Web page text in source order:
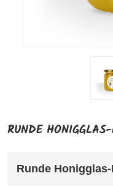
RUNDE
Runde